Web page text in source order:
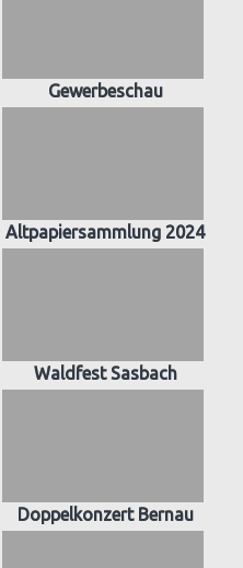
Gewerbeschau
Altpapiersammlung 2024
Waldfest Sasbach
Doppelkonzert Bernau